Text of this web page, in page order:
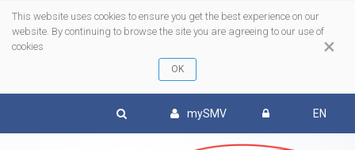
×
This website uses cookies to ensure you get the best experience on our
website. By continuing to browse the site you are agreeing to our use of
cookies
mySMV EN